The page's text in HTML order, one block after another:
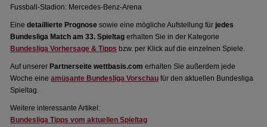
Fussball-Stadion: Mercedes-Benz-Arena
Einedetaillierte Prognose sowie eine mögliche Aufstellung für jedes
Bundesliga Match am 33. Spieltag erhalten Sie in der Kategorie
Bundesliga Vorhersage & Tipps bzw. per Klick auf die einzelnen Spiele.
Auf unserer Partnerseite wettbasis.com erhalten Sie außerdem jede
Woche eineamüsante Bundesliga Vorschau für den aktuellen Bundesliga
Spieltag.
Weitere interessante Artikel:
Bundesliga Tipps vom aktuellen Spieltag